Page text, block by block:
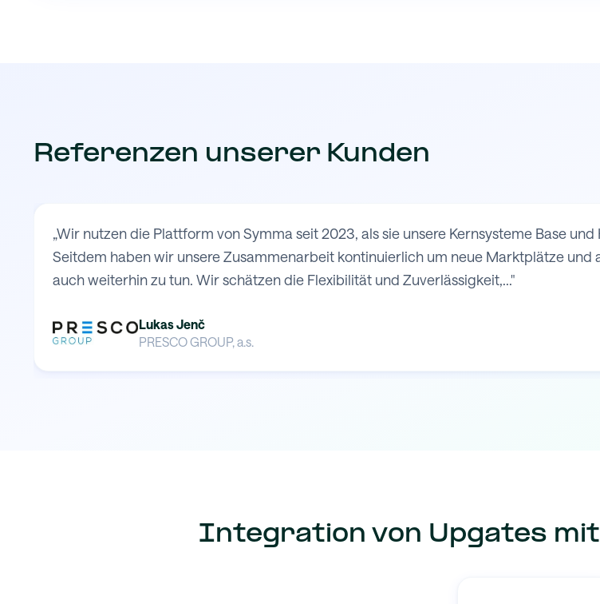
Referenzen unserer Kunden
„Wir nutzen die Plattform von Symma seit 2023, als sie unsere Kernsysteme Base
Seitdem haben wir unsere Zusammenarbeit kontinuierlich um neue Marktplätze und
auch weiterhin zu tun. Wir schätzen die Flexibilität und Zuverlässigkeit,..."
Lukas Jenč
PRESCO GROUP, a.s.
Integration von Upgates